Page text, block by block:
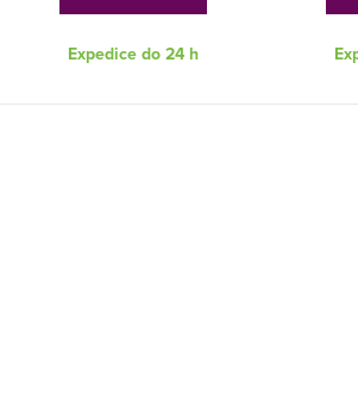
Expedice do 24 h